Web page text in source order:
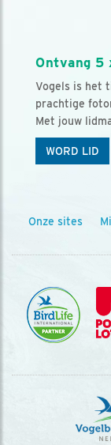
Ontvang 5
Vogels is het
prachtige
Met jouw
WORD LID
Onze sites